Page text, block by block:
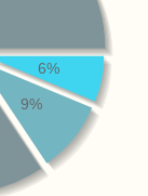
6%
9%